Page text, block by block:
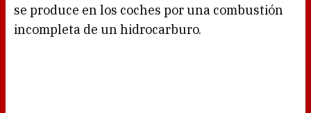
se produce en los coches por una combustión
incompleta de un hidrocarburo.